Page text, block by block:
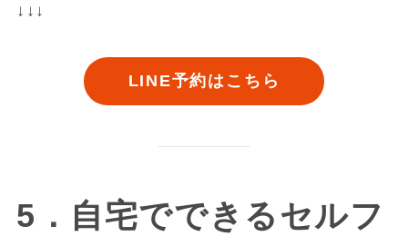
↓↓↓
LINE予約はこちら
5．自宅でできるセルフ